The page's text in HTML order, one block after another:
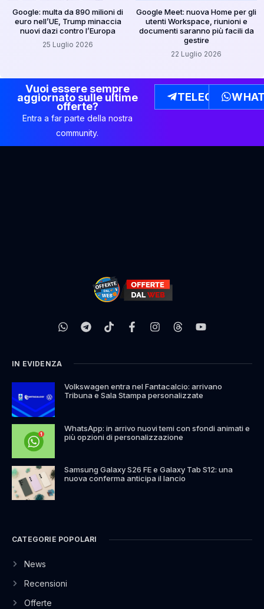
Google: multa da 890 milioni di
euro nell’UE, Trump minaccia
nuovi dazi contro l’Europa
25 Luglio 2026
Google Meet: nuova Home per gli
utenti Workspace, riunioni e
documenti saranno più facili da
gestire
22 Luglio 2026
Vuoi essere sempre
aggiornato sulle ultime
offerte?
Entra a far parte della nostra
community.
TELEGRAM
IN EVIDENZA
Volkswagen entra nel Fantacalcio: arrivano
Tribuna e Sala Stampa personalizzate
WhatsApp: in arrivo nuovi temi con sfondi animati e
più opzioni di personalizzazione
Samsung Galaxy S26 FE e Galaxy Tab S12: una
nuova conferma anticipa il lancio
CATEGORIE POPOLARI
News
Recensioni
Offerte